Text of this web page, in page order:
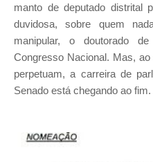
manto de deputado distrital
duvidosa, sobre quem
manipular, o doutorado
Congresso Nacional. Mas,
perpetuam, a carreira de
Senado está chegando ao fim.